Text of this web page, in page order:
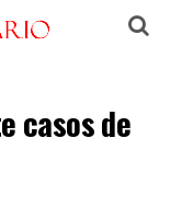
casos de